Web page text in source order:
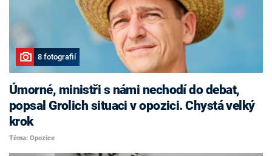
8 fotografií
Úmorné, ministři s námi nechodí do debat,
popsal Grolich situaci v opozici. Chystá velký
krok
Téma: Opozice